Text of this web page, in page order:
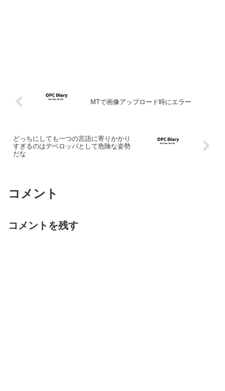
MTで画像アップロード時にエラー
どっちにしても一つの言語に寄りかかり
すぎるのはデベロッパとして危険な姿勢
だな
コメント
コメントを残す